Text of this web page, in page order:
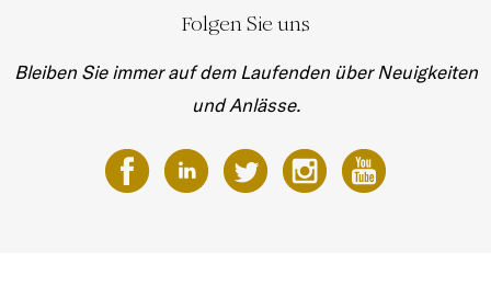
Folgen Sie uns
Bleiben Sie immer auf dem Laufenden über Neuigkeiten
und Anlässe.